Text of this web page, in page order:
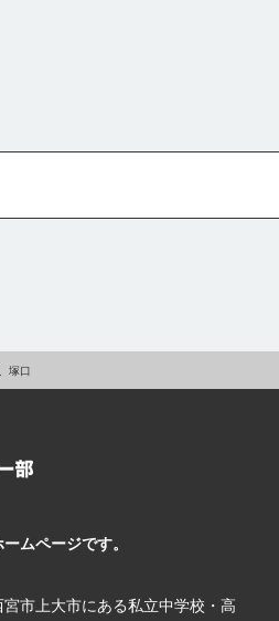
塚口
ムページです。
市上大市にある私立中学校・高